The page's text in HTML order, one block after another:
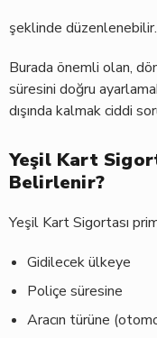
şeklinde düzenlenebilir.
Burada önemli olan,
süresini doğru
dışında kalmak ciddi
Yeşil Kart
Belirlenir?
Yeşil Kart Sigortası
Gidilecek ülkeye
Poliçe süresine
Aracın türüne